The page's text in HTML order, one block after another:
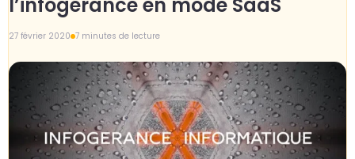
27 février 2020 7 minutes de lecture